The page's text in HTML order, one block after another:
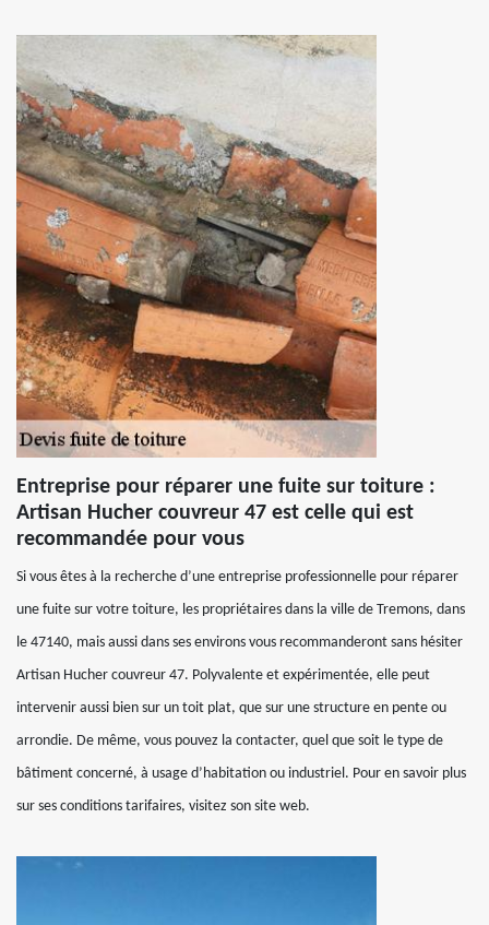
Entreprise pour réparer une fuite sur toiture :
Artisan Hucher couvreur 47 est celle qui est
recommandée pour vous
Si vous êtes à la recherche d’une entreprise professionnelle pour réparer
une fuite sur votre toiture, les propriétaires dans la ville de Tremons, dans
le 47140, mais aussi dans ses environs vous recommanderont sans hésiter
Artisan Hucher couvreur 47. Polyvalente et expérimentée, elle peut
intervenir aussi bien sur un toit plat, que sur une structure en pente ou
arrondie. De même, vous pouvez la contacter, quel que soit le type de
bâtiment concerné, à usage d’habitation ou industriel. Pour en savoir plus
sur ses conditions tarifaires, visitez son site web.